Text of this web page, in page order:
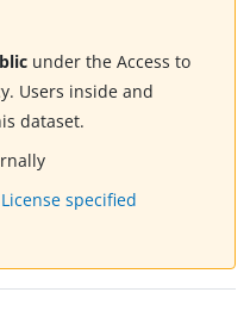
under the Access to
Users inside and
dataset.
License specified